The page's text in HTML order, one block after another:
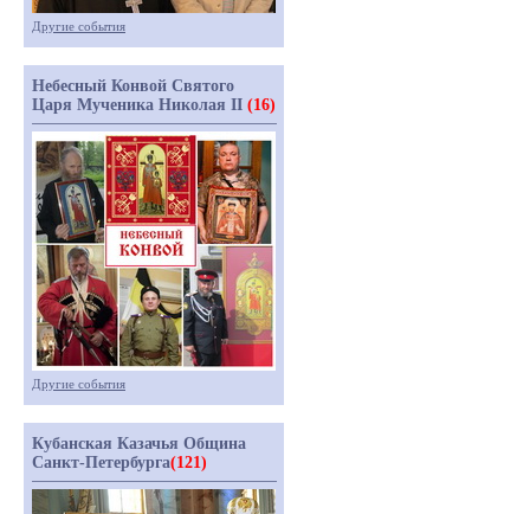
Другие события
Небесный Конвой Святого
Царя Мученика Николая II (16)
Другие события
Кубанская Казачья Община
Санкт-Петербурга(121)